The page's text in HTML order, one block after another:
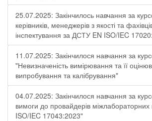
25.07.2025: Закінчилось навчання за
керівників, менеджерів з якості та
інспектування за ДСТУ EN ISO/IEC
11.07.2025: Закінчилося навчання за
"Невизначеність вимірювання та її
випробування та калібрування"
04.07.2025: Закінчилося навчання за
вимоги до провайдерів міжлабораторних
ISO/IEC 17043:2023"